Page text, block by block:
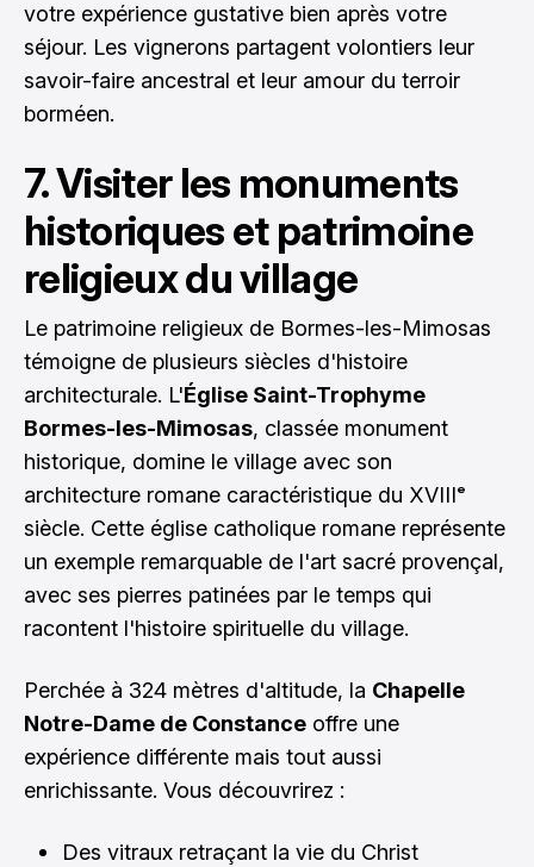
votre expérience gustative bien après votre
séjour. Les vignerons partagent volontiers leur
savoir-faire ancestral et leur amour du terroir
borméen.
7. Visiter les monuments
historiques et patrimoine
religieux du village
Le patrimoine religieux de Bormes-les-Mimosas
témoigne de plusieurs siècles d'histoire
architecturale. L'Église Saint-Trophyme
Bormes-les-Mimosas, classée monument
historique, domine le village avec son
architecture romane caractéristique du XVIIIᵉ
siècle. Cette église catholique romane représente
un exemple remarquable de l'art sacré provençal,
avec ses pierres patinées par le temps qui
racontent l'histoire spirituelle du village.
Perchée à 324 mètres d'altitude, la Chapelle
Notre-Dame de Constance offre une
expérience différente mais tout aussi
enrichissante. Vous découvrirez :
Des vitraux retraçant la vie du Christ